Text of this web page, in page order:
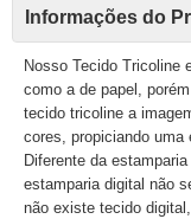
Informações do
Nosso Tecido Tricoline
como a de papel,
tecido tricoline a
cores, propiciando uma
Diferente da
estamparia digital não
não existe tecido